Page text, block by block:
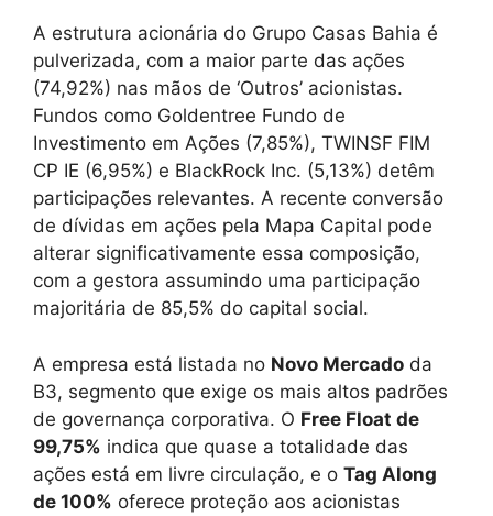
A estrutura acionária do Grupo Casas Bahia é
pulverizada, com a maior parte das ações
(74,92%) nas mãos de ‘Outros’ acionistas.
Fundos como Goldentree Fundo de
Investimento em Ações (7,85%), TWINSF FIM
CP IE (6,95%) e BlackRock Inc. (5,13%) detêm
participações relevantes. A recente conversão
de dívidas em ações pela Mapa Capital pode
alterar significativamente essa composição,
com a gestora assumindo uma participação
majoritária de 85,5% do capital social.
A empresa está listada no Novo Mercado da
B3, segmento que exige os mais altos padrões
de governança corporativa. O Free Float de
99,75% indica que quase a totalidade das
ações está em livre circulação, e o Tag Along
de 100% oferece proteção aos acionistas